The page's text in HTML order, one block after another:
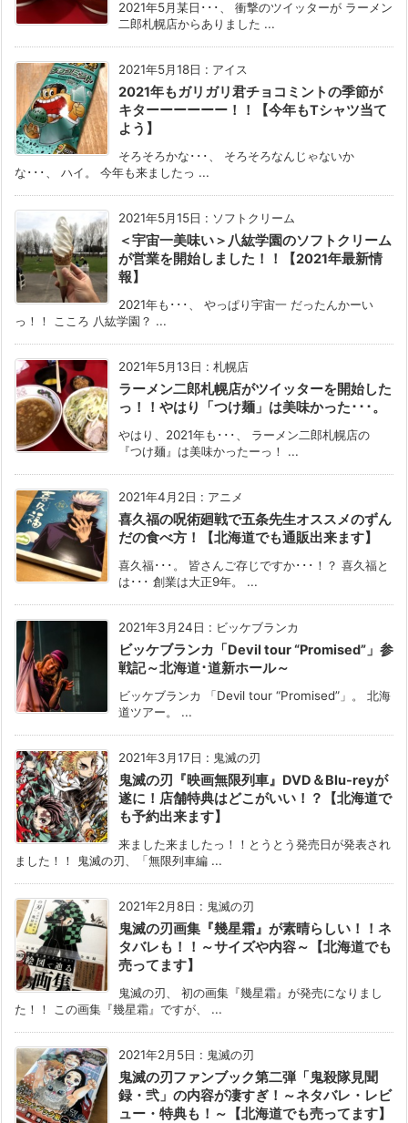
2021年5月某日･･･、 衝撃のツイッターが ラーメン
二郎札幌店からありました ...
2021年5月18日 : アイス
2021年もガリガリ君チョコミントの季節が
キターーーーーー！！【今年もTシャツ当て
よう】
そろそろかな･･･、 そろそろなんじゃないか
な･･･、 ハイ。 今年も来ましたっ ...
2021年5月15日 : ソフトクリーム
＜宇宙一美味い＞八紘学園のソフトクリーム
が営業を開始しました！！【2021年最新情
報】
2021年も･･･、 やっぱり宇宙一 だったんかーい
っ！！ こころ 八紘学園？ ...
2021年5月13日 : 札幌店
ラーメン二郎札幌店がツイッターを開始した
っ！！やはり「つけ麺」は美味かった･･･。
やはり、2021年も･･･、 ラーメン二郎札幌店の
『つけ麺』は美味かったーっ！ ...
2021年4月2日 : アニメ
喜久福の呪術廻戦で五条先生オススメのずん
だの食べ方！【北海道でも通販出来ます】
喜久福･･･。 皆さんご存じですか･･･！？ 喜久福と
は･･･ 創業は大正9年。 ...
2021年3月24日 : ビッケブランカ
ビッケブランカ「Devil tour “Promised”」参
戦記～北海道･道新ホール～
ビッケブランカ 「Devil tour “Promised”」。 北海
道ツアー。 ...
2021年3月17日 : 鬼滅の刃
鬼滅の刃『映画無限列車』DVD＆Blu-reyが
遂に！店舗特典はどこがいい！？【北海道で
も予約出来ます】
来ました来ましたっ！！とうとう発売日が発表され
ました！！ 鬼滅の刃、「無限列車編 ...
2021年2月8日 : 鬼滅の刃
鬼滅の刃画集『幾星霜』が素晴らしい！！ネ
タバレも！！～サイズや内容～【北海道でも
売ってます】
鬼滅の刃、 初の画集『幾星霜』が発売になりまし
た！！ この画集『幾星霜』ですが、 ...
2021年2月5日 : 鬼滅の刃
鬼滅の刃ファンブック第二弾「鬼殺隊見聞
録・弐」の内容が凄すぎ！～ネタバレ・レビ
ュー・特典も！～【北海道でも売ってます】